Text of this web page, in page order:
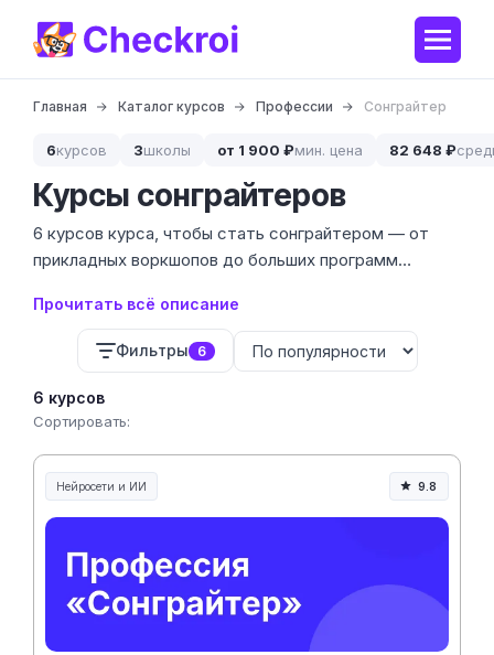
Главная Каталог курсов Профессии Сонграйтер
6курсов 3школы от 1 900 ₽мин. цена 82 648 ₽
Курсы сонграйтеров
6 курсов курса, чтобы стать сонграйтером — от
прикладных воркшопов до больших программ
сегодня — это не просто стихи под гитару, а
создание полноценного коммерческого продукта
для стримингов и артистов.
Прочитать всё описание
Фильтры 6
6 курсов
Сортировать:
Нейросети и ИИ
Нейросети и искусственный интеллект
9.8